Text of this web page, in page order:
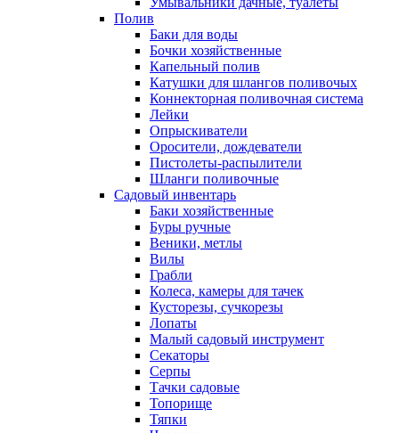
Полив
Баки для воды
Бочки хозяйственные
Капельный полив
Катушки для шлангов поливочых
Коннекторная поливочная система
Лейки
Опрыскиватели
Оросители, дождеватели
Пистолеты-распылители
Шланги поливочные
Садовый инвентарь
Баки хозяйственные
Буры ручные
Веники, метлы
Вилы
Грабли
Колеса, камеры для тачек
Кусторезы, сучкорезы
Лопаты
Малый садовый инструмент
Секаторы
Серпы
Тачки садовые
Топорище
Тяпки